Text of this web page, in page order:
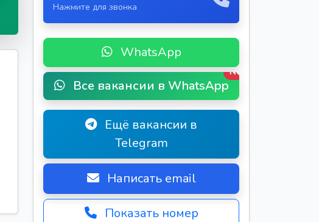
Нажмите для звонка
WhatsApp
Все вакансии в WhatsApp
New
Ещё вакансии в
Telegram
Написать email
Показать номер